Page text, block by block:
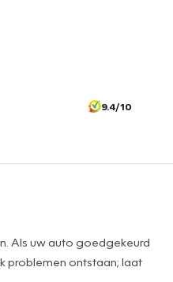
9.4/10
Als uw auto goedgekeurd
problemen ontstaan; laat